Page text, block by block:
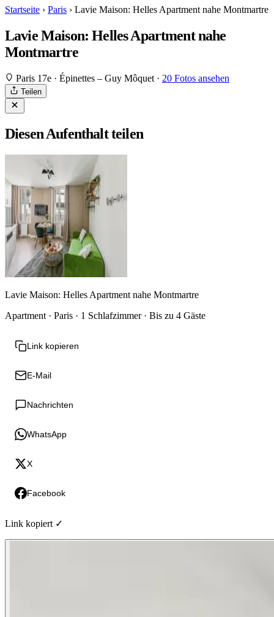
Startseite › Paris › Lavie Maison: Helles Apartment nahe Montmartre
Lavie Maison: Helles Apartment nahe
Montmartre
Paris 17e · Épinettes – Guy Môquet · 20 Fotos ansehen
Teilen
Diesen Aufenthalt teilen
Lavie Maison: Helles Apartment nahe Montmartre
Apartment · Paris · 1 Schlafzimmer · Bis zu 4 Gäste
Link kopieren
E-Mail
Nachrichten
WhatsApp
X
Facebook
Link kopiert ✓